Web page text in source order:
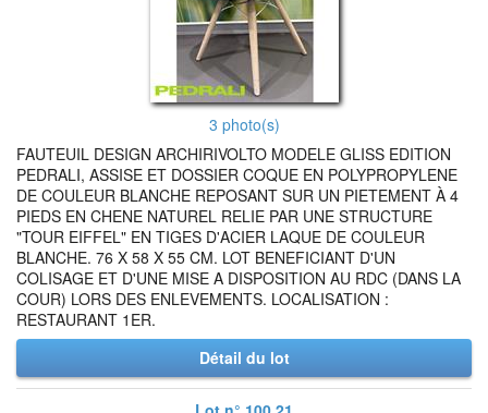
3 photo(s)
FAUTEUIL DESIGN ARCHIRIVOLTO MODELE GLISS EDITION
PEDRALI, ASSISE ET DOSSIER COQUE EN POLYPROPYLENE
DE COULEUR BLANCHE REPOSANT SUR UN PIETEMENT À 4
PIEDS EN CHENE NATUREL RELIE PAR UNE STRUCTURE
"TOUR EIFFEL" EN TIGES D'ACIER LAQUE DE COULEUR
BLANCHE. 76 X 58 X 55 CM. LOT BENEFICIANT D'UN
COLISAGE ET D'UNE MISE A DISPOSITION AU RDC (DANS LA
COUR) LORS DES ENLEVEMENTS. LOCALISATION :
RESTAURANT 1ER.
Détail du lot